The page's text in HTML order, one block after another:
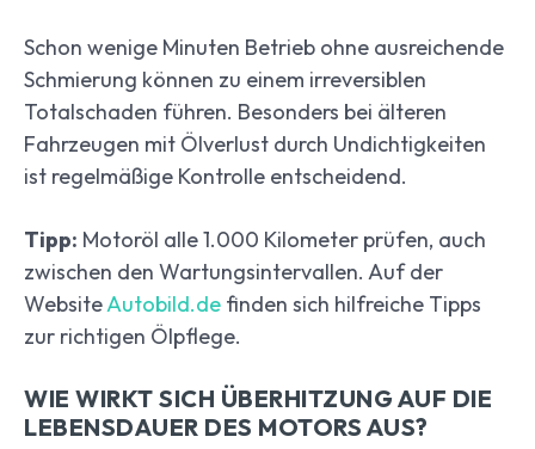
Schon wenige Minuten Betrieb ohne ausreichende
Schmierung können zu einem irreversiblen
Totalschaden führen. Besonders bei älteren
Fahrzeugen mit Ölverlust durch Undichtigkeiten
ist regelmäßige Kontrolle entscheidend.
Tipp: Motoröl alle 1.000 Kilometer prüfen, auch
zwischen den Wartungsintervallen. Auf der
WebsiteAutobild.de finden sich hilfreiche Tipps
zur richtigen Ölpflege.
WIE WIRKT SICH ÜBERHITZUNG AUF DIE
LEBENSDAUER DES MOTORS AUS?